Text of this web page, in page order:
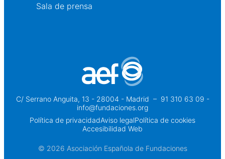
Sala de prensa
C/ Serrano Anguita, 13 - 28004 - Madrid – 91 310 63 09 -
info@fundaciones.org
Política de privacidadAviso legalPolítica de cookies
Accesibilidad Web
© 2026 Asociación Española de Fundaciones